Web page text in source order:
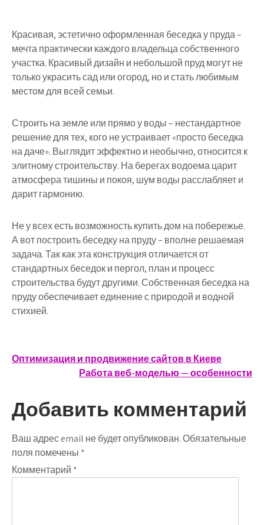
Красивая, эстетично оформленная беседка у пруда –
мечта практически каждого владельца собственного
участка. Красивый дизайн и небольшой пруд могут не
только украсить сад или огород, но и стать любимым
местом для всей семьи.
Строить на земле или прямо у воды – нестандартное
решение для тех, кого не устраивает «просто беседка
на даче». Выглядит эффектно и необычно, относится к
элитному строительству. На берегах водоема царит
атмосфера тишины и покоя, шум воды расслабляет и
дарит гармонию.
Не у всех есть возможность купить дом на побережье.
А вот построить беседку на пруду – вполне решаемая
задача. Так как эта конструкция отличается от
стандартных беседок и пергол, план и процесс
строительства будут другими. Собственная беседка на
пруду обеспечивает единение с природой и водной
стихией.
Навигация
записям
Оптимизация и продвижение сайтов в Киеве
Работа веб-моделью — особенности
Добавить комментарий
Ваш адрес email не будет опубликован.Обязательные
поля помечены *
Комментарий *